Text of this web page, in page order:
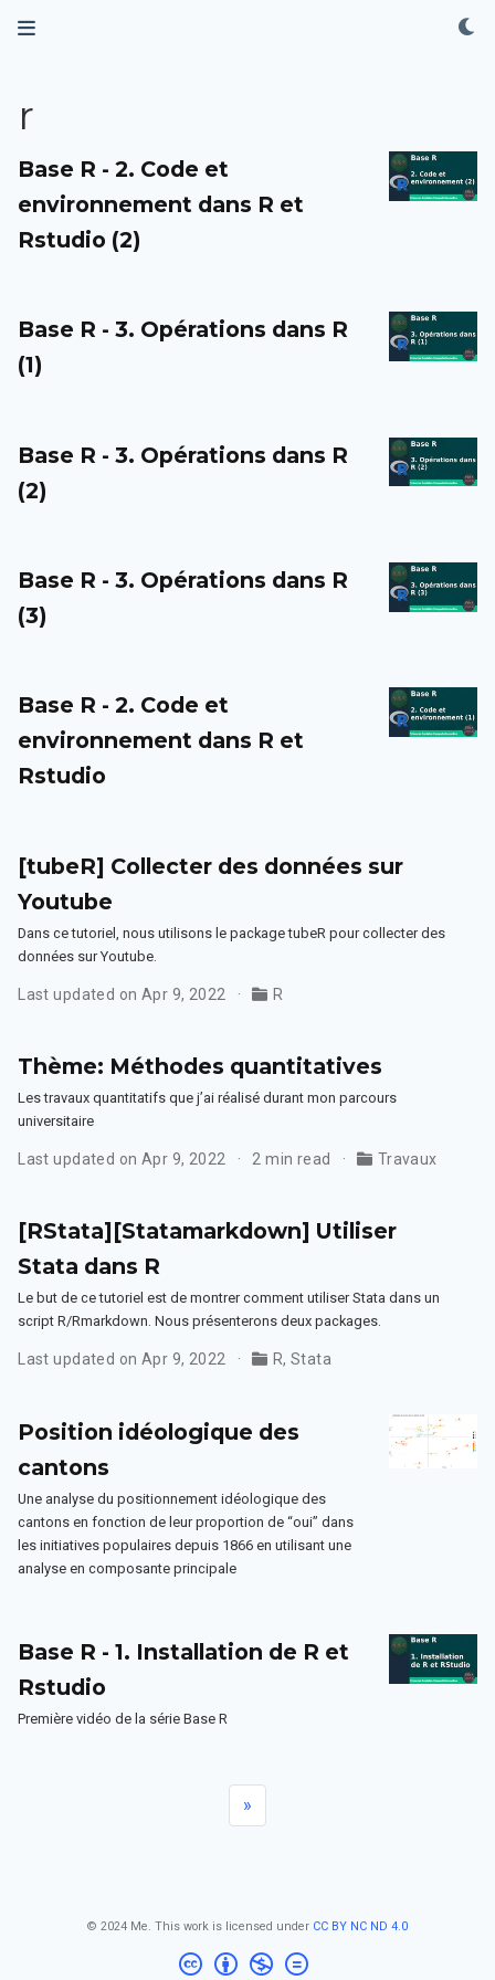
r
Base R - 2. Code et
environnement dans R et
Rstudio (2)
Base R - 3. Opérations dans R
(1)
Base R - 3. Opérations dans R
(2)
Base R - 3. Opérations dans R
(3)
Base R - 2. Code et
environnement dans R et
Rstudio
[tubeR] Collecter des données sur
Youtube
Dans ce tutoriel, nous utilisons le package tubeR pour collecter des
données sur Youtube.
Last updated on Apr 9, 2022 R
Thème: Méthodes quantitatives
Les travaux quantitatifs que j’ai réalisé durant mon parcours
universitaire
Last updated on Apr 9, 2022 2 min read Travaux
[RStata][Statamarkdown] Utiliser
Stata dans R
Le but de ce tutoriel est de montrer comment utiliser Stata dans un
script R/Rmarkdown. Nous présenterons deux packages.
Last updated on Apr 9, 2022 R, Stata
Position idéologique des
cantons
Une analyse du positionnement idéologique des
cantons en fonction de leur proportion de “oui” dans
les initiatives populaires depuis 1866 en utilisant une
analyse en composante principale
Base R - 1. Installation de R et
Rstudio
Première vidéo de la série Base R
»
© 2024 Me. This work is licensed under CC BY NC ND 4.0